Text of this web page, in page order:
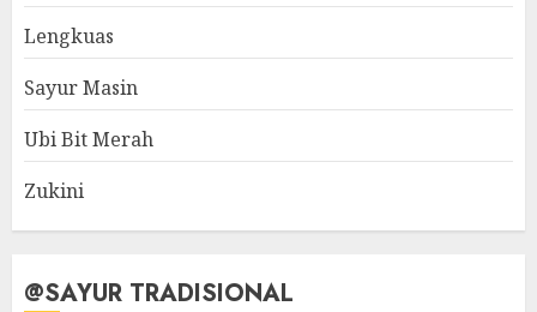
Lengkuas
Sayur Masin
Ubi Bit Merah
Zukini
@SAYUR TRADISIONAL